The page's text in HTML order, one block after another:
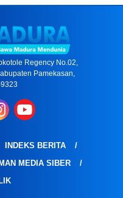
Regency No.02,
Pamekasan,
INDEKS BERITA
MEDIA SIBER